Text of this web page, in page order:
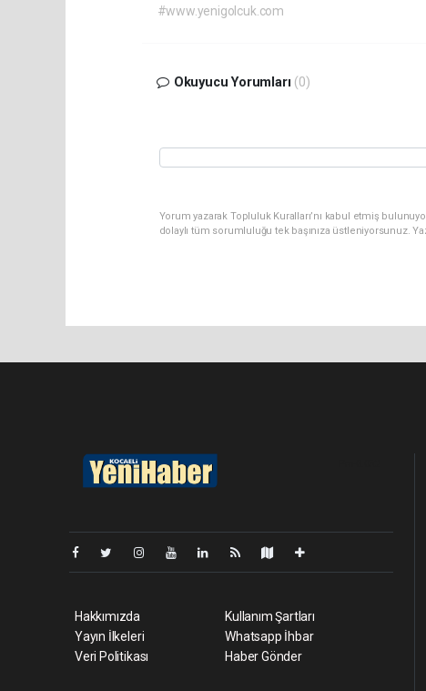
#www.yenigolcuk.com
Okuyucu Yorumları (0)
Yorum yazarak Topluluk Kuralları’nı kabul etmiş
dolaylı tüm sorumluluğu tek başınıza üstleniyorsunuz.
Hakkımızda
Yayın İlkeleri
Veri Politikası
Kullanım Şartları
Whatsapp İhbar
Haber Gönder